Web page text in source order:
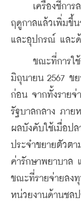
เครื่องชี้การล
ฤดูกาลแล้วเพิ่มขึ้น
และอุปกรณ์ และด้
ขณะที่การใช้จ่า
มิถุนายน 2567 ขย
ก่อน จากทั้งรายจ่
รัฐบาลกลาง ภา
ผลบังคับใช้เมื่อปล
ประจำขยายตัวต
ค่ารักษาพยาบาล
ขณะที่รายจ่ายลงทุ
หน่วยงานด้านชล